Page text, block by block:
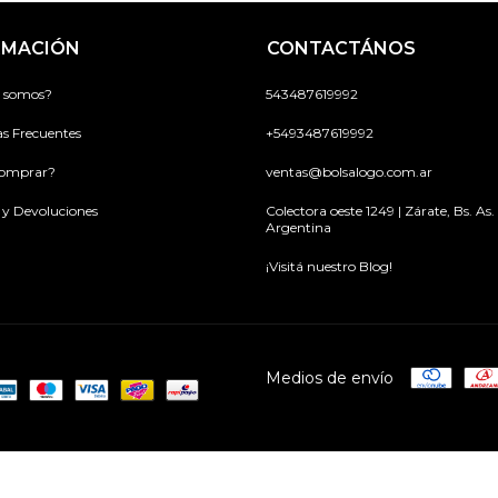
Frecuentes
Devoluciones
CONTACTÁNOS
543487619992
+5493487619992
ventas@bolsalogo.com.ar
Colectora oeste 1249 | Zárate, Bs. As.
Argentina
¡Visitá nuestro Blog!
Medios de envío